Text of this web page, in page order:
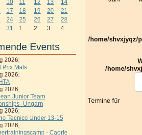
10 11 12 13
14
17 18 19 20
21
24 25 26 27
28
31 1 2 3 4
Events
2026;
Prix Mals
2026;
2026;
Junior Team
Ungarn
2026;
Tecnico Under 13-15
2026;
- Caorle
/home/shvxjyqz/
/home/
Termine für